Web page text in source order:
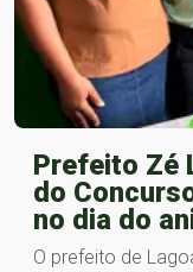
Prefeito Zé
do
no dia do
O prefeito de